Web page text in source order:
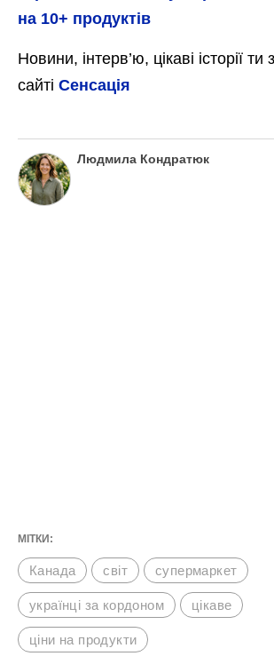
на 10+ продуктів
Новини, інтерв’ю, цікаві історії
сайті Сенсація
Людмила Кондратюк
МІТКИ:
Канада світ супермаркет
українці за кордоном цікаве
ціни на продукти